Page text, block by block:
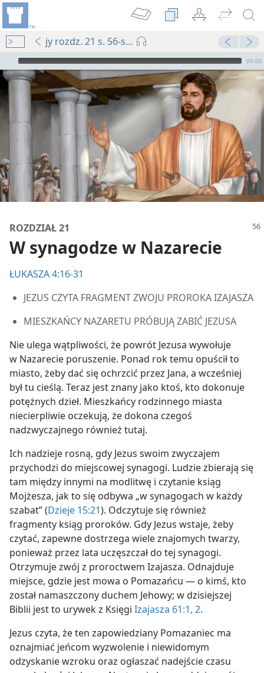
jy rozdz. 21 s. 56-s. 57, ak. 6
Audio Player
00:00
ROZDZIAŁ 21
W synagodze w Nazarecie
ŁUKASZA 4:16-31
JEZUS CZYTA FRAGMENT ZWOJU PROROKA IZAJASZA
MIESZKAŃCY NAZARETU PRÓBUJĄ ZABIĆ JEZUSA
Nie ulega wątpliwości, że powrót Jezusa wywołuje
w Nazarecie poruszenie. Ponad rok temu opuścił to
miasto, żeby dać się ochrzcić przez Jana, a wcześniej
był tu cieślą. Teraz jest znany jako ktoś, kto dokonuje
potężnych dzieł. Mieszkańcy rodzinnego miasta
niecierpliwie oczekują, że dokona czegoś
nadzwyczajnego również tutaj.
Ich nadzieje rosną, gdy Jezus swoim zwyczajem
przychodzi do miejscowej synagogi. Ludzie zbierają się
tam między innymi na modlitwę i czytanie ksiąg
Mojżesza, jak to się odbywa „w synagogach w każdy
szabat” (Dzieje 15:21). Odczytuje się również
fragmenty ksiąg proroków. Gdy Jezus wstaje, żeby
czytać, zapewne dostrzega wiele znajomych twarzy,
ponieważ przez lata uczęszczał do tej synagogi.
Otrzymuje zwój z proroctwem Izajasza. Odnajduje
miejsce, gdzie jest mowa o Pomazańcu — o kimś, kto
został namaszczony duchem Jehowy; w dzisiejszej
Biblii jest to urywek z Księgi Izajasza 61:1, 2.
Jezus czyta, że ten zapowiedziany Pomazaniec ma
oznajmiać jeńcom wyzwolenie i niewidomym
odzyskanie wzroku oraz ogłaszać nadejście czasu